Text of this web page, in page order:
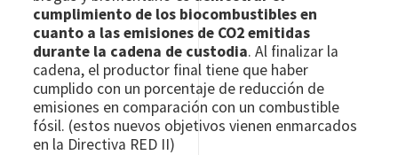
cumplimiento de los biocombustibles en
cuanto a las emisiones de CO2 emitidas
durante la cadena de custodia. Al finalizar la
cadena, el productor final tiene que haber
cumplido con un porcentaje de reducción de
emisiones en comparación con un combustible
fósil. (estos nuevos objetivos vienen enmarcados
en la Directiva RED II)